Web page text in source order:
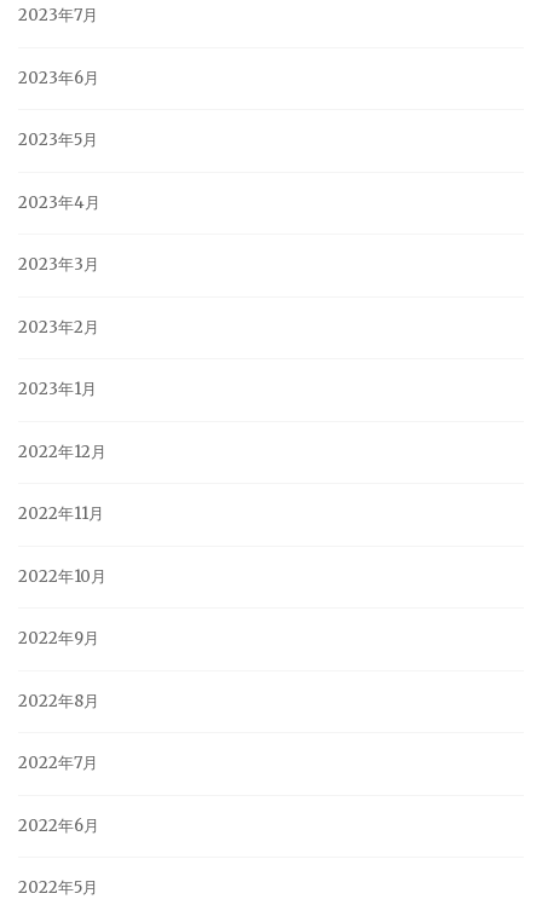
2023年7月
2023年6月
2023年5月
2023年4月
2023年3月
2023年2月
2023年1月
2022年12月
2022年11月
2022年10月
2022年9月
2022年8月
2022年7月
2022年6月
2022年5月